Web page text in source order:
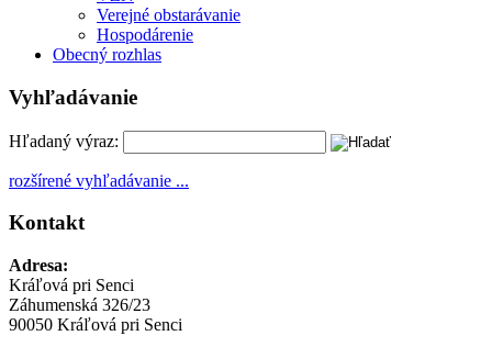
Verejné obstarávanie
Hospodárenie
Obecný rozhlas
Vyhľadávanie
Hľadaný výraz:
rozšírené vyhľadávanie ...
Kontakt
Adresa:
Kráľová pri Senci
Záhumenská 326/23
90050 Kráľová pri Senci